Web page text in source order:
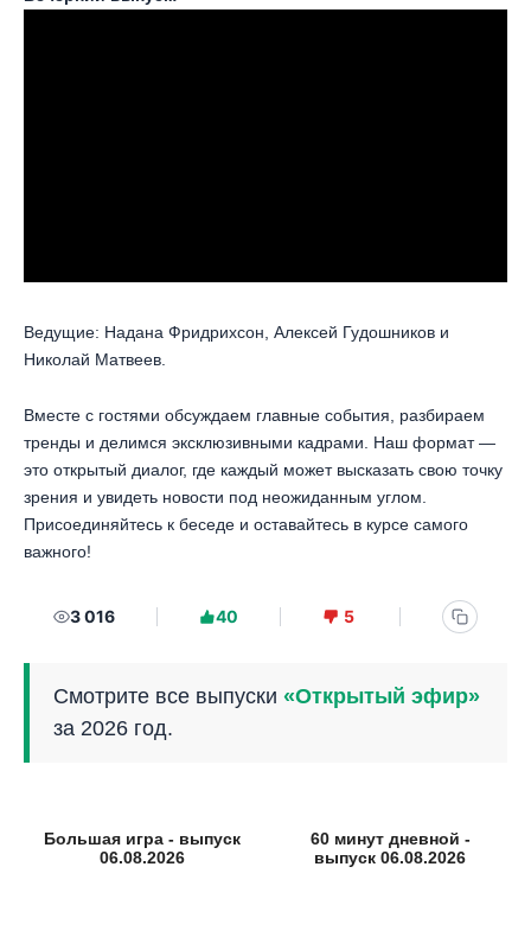
Ведущие: Надана Фридрихсон, Алексей Гудошников и
Николай Матвеев.
Вместе с гостями обсуждаем главные события, разбираем
тренды и делимся эксклюзивными кадрами. Наш формат —
это открытый диалог, где каждый может высказать свою точку
зрения и увидеть новости под неожиданным углом.
Присоединяйтесь к беседе и оставайтесь в курсе самого
важного!
3 016 40 5
Смотрите все выпуски «Открытый эфир»
за 2026 год.
Большая игра - выпуск
06.08.2026
60 минут дневной -
выпуск 06.08.2026